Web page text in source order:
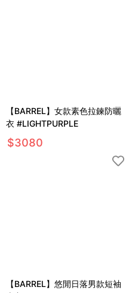
【BARREL】女款素色拉鍊防曬
衣 #LIGHTPURPLE
$3080
【BARREL】悠閒日落男款短袖